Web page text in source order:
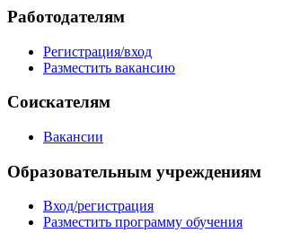
Работодателям
Регистрация/вход
Разместить вакансию
Соискателям
Вакансии
Образовательным учреждениям
Вход/регистрация
Разместить программу обучения